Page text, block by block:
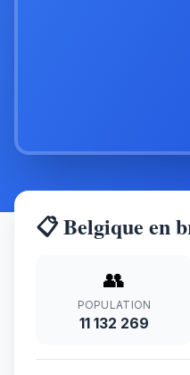
📋 Belgique en
👥
POPULATION
11 132 269